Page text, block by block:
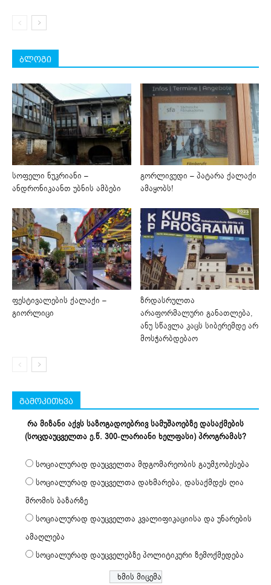
ბლოგი
სოფელი ნუკრიანი –
ანდრონიკაანთ უბნის ამბები
გორლივუდი – პატარა ქალაქი
ამაყობს!
ფესტივალების ქალაქი –
გიორლიცი
ზრდასრულთა
არაფორმალური განათლება,
ანუ სწავლა კაცს სიბერემდე არ
მოსჭარბდებაო
გამოკითხვა
რა მიზანი აქვს საზოგადოებრივ სამუშაოებზე დასაქმების
(სოცდაუცველთა ე.წ. 300-ლარიანი ხელფასი) პროგრამას?
სოციალურად დაუცველთა მდგომარეობის გაუმჯობესება
სოციალურად დაუცველთა დახმარება, დასაქმდეს ღია
შრომის ბაზარზე
სოციალურად დაუცველთა კვალიფიკაციისა და უნარების
ამაღლება
სოციალურად დაუცველებზე პოლიტიკური ზემოქმედება